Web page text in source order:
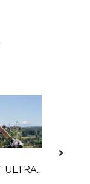
BREVET ULTRALIGHT